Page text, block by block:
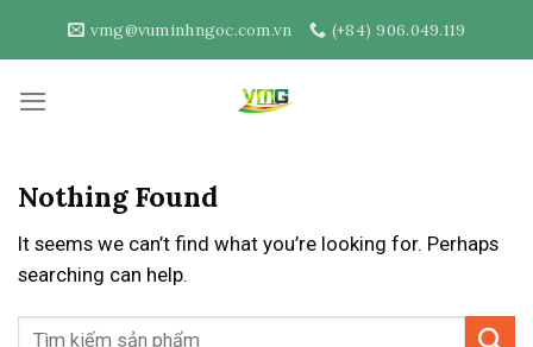
vmg@vuminhngoc.com.vn (+84) 906.049.119
Nothing Found
It seems we can’t find what you’re looking for. Perhaps
searching can help.